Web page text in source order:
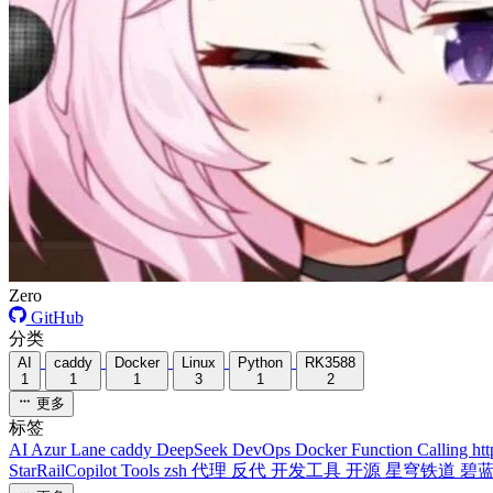
Zero
GitHub
分类
AI
1
caddy
1
Docker
1
Linux
3
Python
1
RK3588
2
更多
标签
AI Azur Lane caddy DeepSeek DevOps DockerFunction Calling
StarRailCopilot Tools zsh 代理 反代 开发工具 开源 星穹铁道 碧